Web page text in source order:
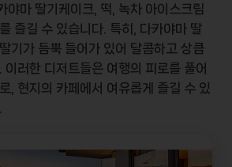
야마 딸기케이크 떡
녹차 아이스크림
즐길 수 있습니다. 특히, 다카야마 딸
기가 듬뿍 들어가 있어 달콤하고 상큼
이러한 디저트들은 여행의 피로를 풀어
, 현지의 카페에서 여유롭게 즐길 수 있